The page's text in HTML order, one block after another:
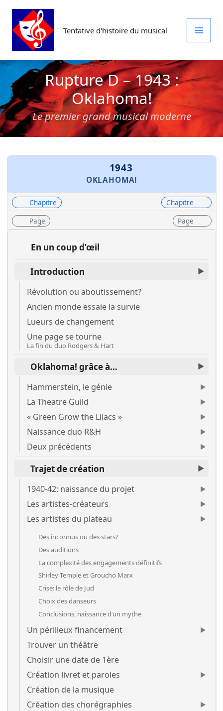
Aller
contenu
Tentative d'histoire du musical
Rupture D – 1943 :
Oklahoma!
Le premier grand musical moderne
1943
OKLAHOMA!
Chapitre Chapitre
Page Page
En un coup d’œil
Introduction
Révolution ou aboutissement?
Ancien monde essaie la survie
Lueurs de changement
Une page se tourne
La fin du duo Rodgers & Hart
Oklahoma! grâce à…
Hammerstein, le génie
La Theatre Guild
« Green Grow the Lilacs »
Naissance duo R&H
Deux précédents
Trajet de création
1940-42: naissance du projet
Les artistes-créateurs
Les artistes du plateau
Des inconnus ou des stars?
Des auditions
La complexité des engagements définitifs
Shirley Temple et Groucho Marx
Crise: le rôle de Jud
Choix des danseurs
Conclusions, naissance d’un mythe
Un périlleux financement
Trouver un théâtre
Choisir une date de 1ère
Création livret et paroles
Création de la musique
Création des chorégraphies